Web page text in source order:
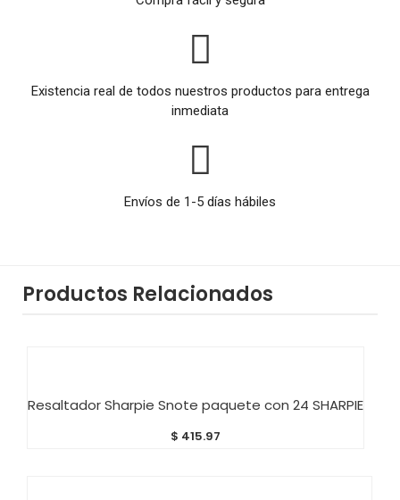
Existencia real de todos nuestros productos para entrega
inmediata
Envíos de 1-5 días hábiles
Productos Relacionados
Resaltador Sharpie Snote paquete con 24 SHARPIE
$ 415.97